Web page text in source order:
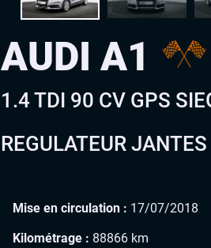
AUDI A1
1.4 TDI 90 CV GPS
REGULATEUR
Mise en circulation : 17/07/2018
Kilométrage : 88866 km